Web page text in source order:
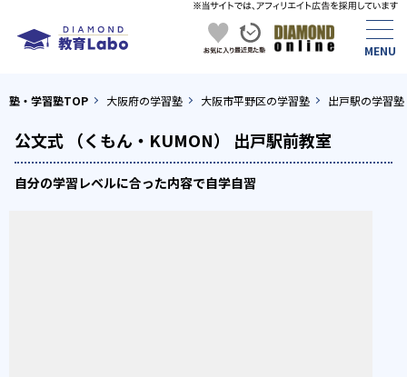
塾・学習塾TOP 大阪府の学習塾 大阪市平野区の学習塾 出戸駅の学習塾
公文式 （くもん・KUMON） 出戸駅前教室
自分の学習レベルに合った内容で自学自習